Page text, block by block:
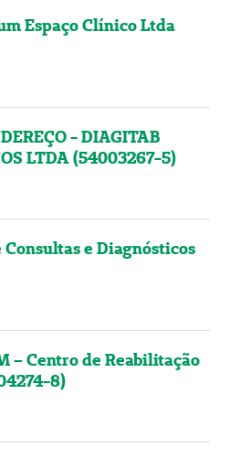
Espaço Clínico Ltda
- DIAGITAB
LTDA (54003267-5)
e Diagnósticos
– Centro de Reabilitação
8)